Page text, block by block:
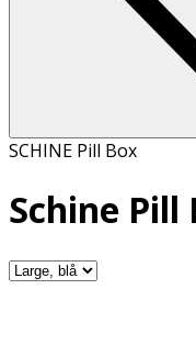
SCHINE Pill Box
Schine Pill